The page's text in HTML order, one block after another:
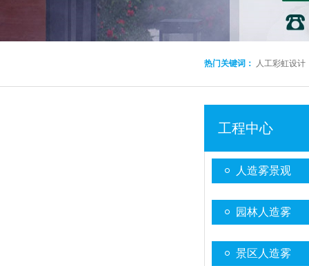
热门关键词： 人工彩虹设计
工程中心
人造雾景观
园林人造雾
景区人造雾